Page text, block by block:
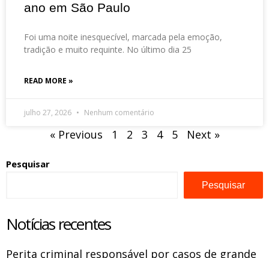
ano em São Paulo
Foi uma noite inesquecível, marcada pela emoção,
tradição e muito requinte. No último dia 25
READ MORE »
julho 27, 2026 Nenhum comentário
« Previous 1 2 3 4 5 Next »
Pesquisar
Pesquisar
Notícias recentes
Perita criminal responsável por casos de grande